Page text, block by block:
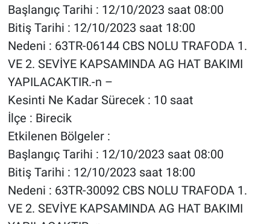
Başlangıç Tarihi : 12/10/2023 saat 08:00
Bitiş Tarihi : 12/10/2023 saat 18:00
Nedeni : 63TR-06144 CBS NOLU TRAFODA 1.
VE 2. SEVİYE KAPSAMINDA AG HAT BAKIMI
YAPILACAKTIR.-n –
Kesinti Ne Kadar Sürecek : 10 saat
İlçe : Birecik
Etkilenen Bölgeler :
Başlangıç Tarihi : 12/10/2023 saat 08:00
Bitiş Tarihi : 12/10/2023 saat 18:00
Nedeni : 63TR-30092 CBS NOLU TRAFODA 1.
VE 2. SEVİYE KAPSAMINDA AG HAT BAKIMI